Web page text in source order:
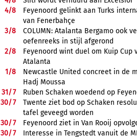
4/8
Feyenoord gelinkt aan Turks
van Fenerbahçe
3/8
COLUMN: Atalanta Bergamo ook
oefenreeks in stijl afgerond
2/8
Feyenoord wint duel om Kuip Cup
Atalanta
1/8
Newcastle United concreet in de
Hadj Moussa
31/7
Ruben Schaken woedend op
30/7
Twente ziet bod op Schaken
tafel geveegd worden
30/7
Feyenoord ziet in Van Rooij
30/7
Interesse in Tengstedt vanuit de